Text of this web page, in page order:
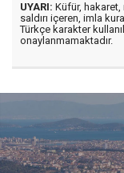
UYARI: Küfür,
saldırı içeren, imla
Türkçe karakter
onaylanmamaktadır.